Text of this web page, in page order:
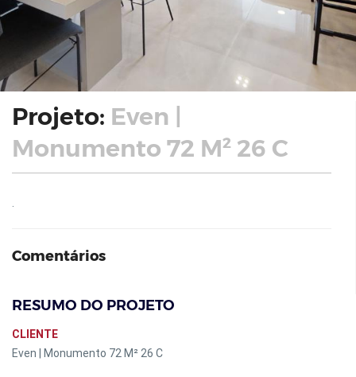
Projeto: Even |
Monumento 72 M² 26 C
Comentários
RESUMO DO PROJETO
CLIENTE
Even | Monumento 72 M² 26 C